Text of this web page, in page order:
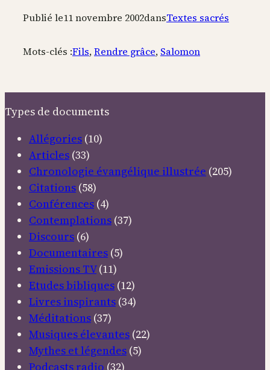
Publié le11 novembre 2002dansTextes sacrés
Mots-clés :Fils, Rendre grâce, Salomon
Types de documents
Allégories (10)
Articles (33)
Chronologie évangélique illustrée (205)
Citations (58)
Conférences (4)
Contemplations (37)
Discours (6)
Documentaires (5)
Emissions TV(11)
Etudes bibliques (12)
Livres inspirants (34)
Méditations (37)
Musiques élevantes (22)
Mythes et légendes (5)
Podcasts radio (32)